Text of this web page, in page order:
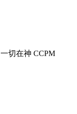
切在神 CCPM